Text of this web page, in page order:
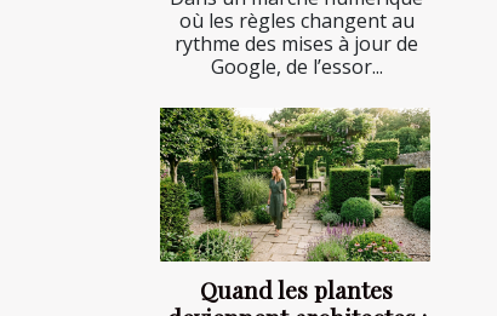
où les règles changent au
rythme des mises à jour de
Google, de l’essor...
Quand les plantes